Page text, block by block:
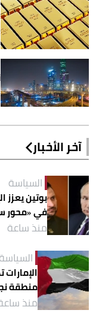
آخر الأخبار
السياسة
بوتين يعزز
في «محور
منذ ساعة
منطقة
منذ